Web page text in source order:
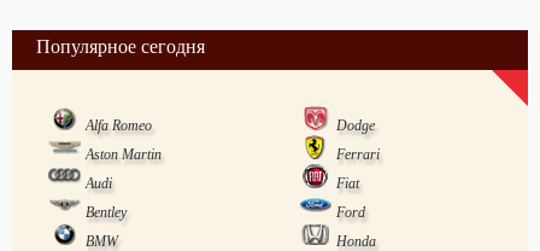
Популярное сегодня
Alfa Romeo
Dodge
Aston Martin
Ferrari
Audi
Fiat
Bentley
Ford
BMW
Honda